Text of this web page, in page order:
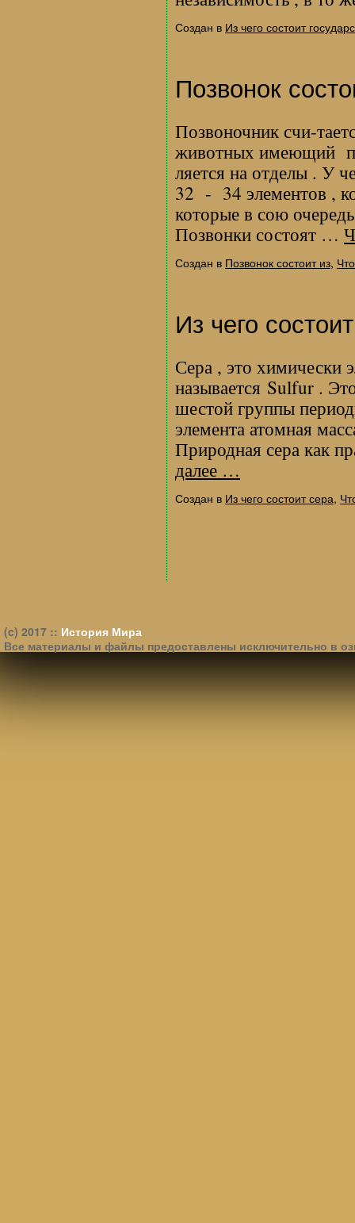
Создан в Из чего состоит
Позвонок
Позвоночник счи-
животных имеющий
ляется на отделы . У
32 - 34 элементов ,
которые в сою
Позвонки состоят …
Создан в Позвонок состоит из,
Из чего
Сера , это химически
называется Sulfur .
шестой группы
элемента атомная
Природная сера как
далее …
Создан в Из чего состоит сера,
(c) 2017 :: История Мира
Все материалы и файлы предоставлены исключительно в